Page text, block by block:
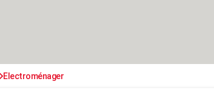
Electroménager